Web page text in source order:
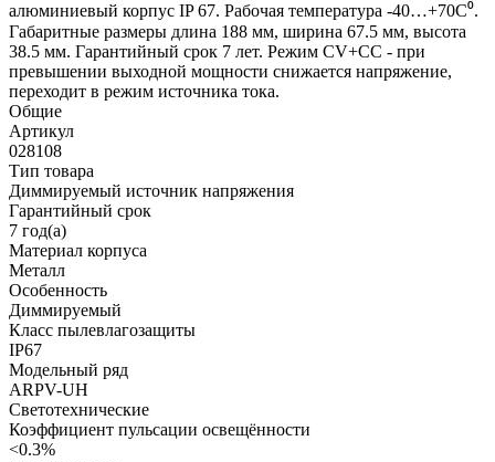
алюминиевый корпус IP 67. Рабочая температура -40…+70C⁰.
Габаритные размеры длина 188 мм, ширина 67.5 мм, высота
38.5 мм. Гарантийный срок 7 лет. Режим CV+CC - при
превышении выходной мощности снижается напряжение,
переходит в режим источника тока.
Общие
Артикул
028108
Тип товара
Диммируемый источник напряжения
Гарантийный срок
7 год(а)
Материал корпуса
Металл
Особенность
Диммируемый
Класс пылевлагозащиты
IP67
Модельный ряд
ARPV-UH
Светотехнические
Коэффициент пульсации освещённости
<0.3%